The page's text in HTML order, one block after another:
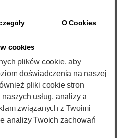
umożliwiających
woskiem, zaleca się
ułatwiającym
formy na każdą okazję. Do
świecprzydadzą się
można znaleźć w naszym
z wosku pszczelego w kilku
O Cookies
cookies
plików cookie, aby
doświadczenia na naszej
pliki cookie stron
usług, analizy a
związanych z Twoimi
analizy Twoich zachowań